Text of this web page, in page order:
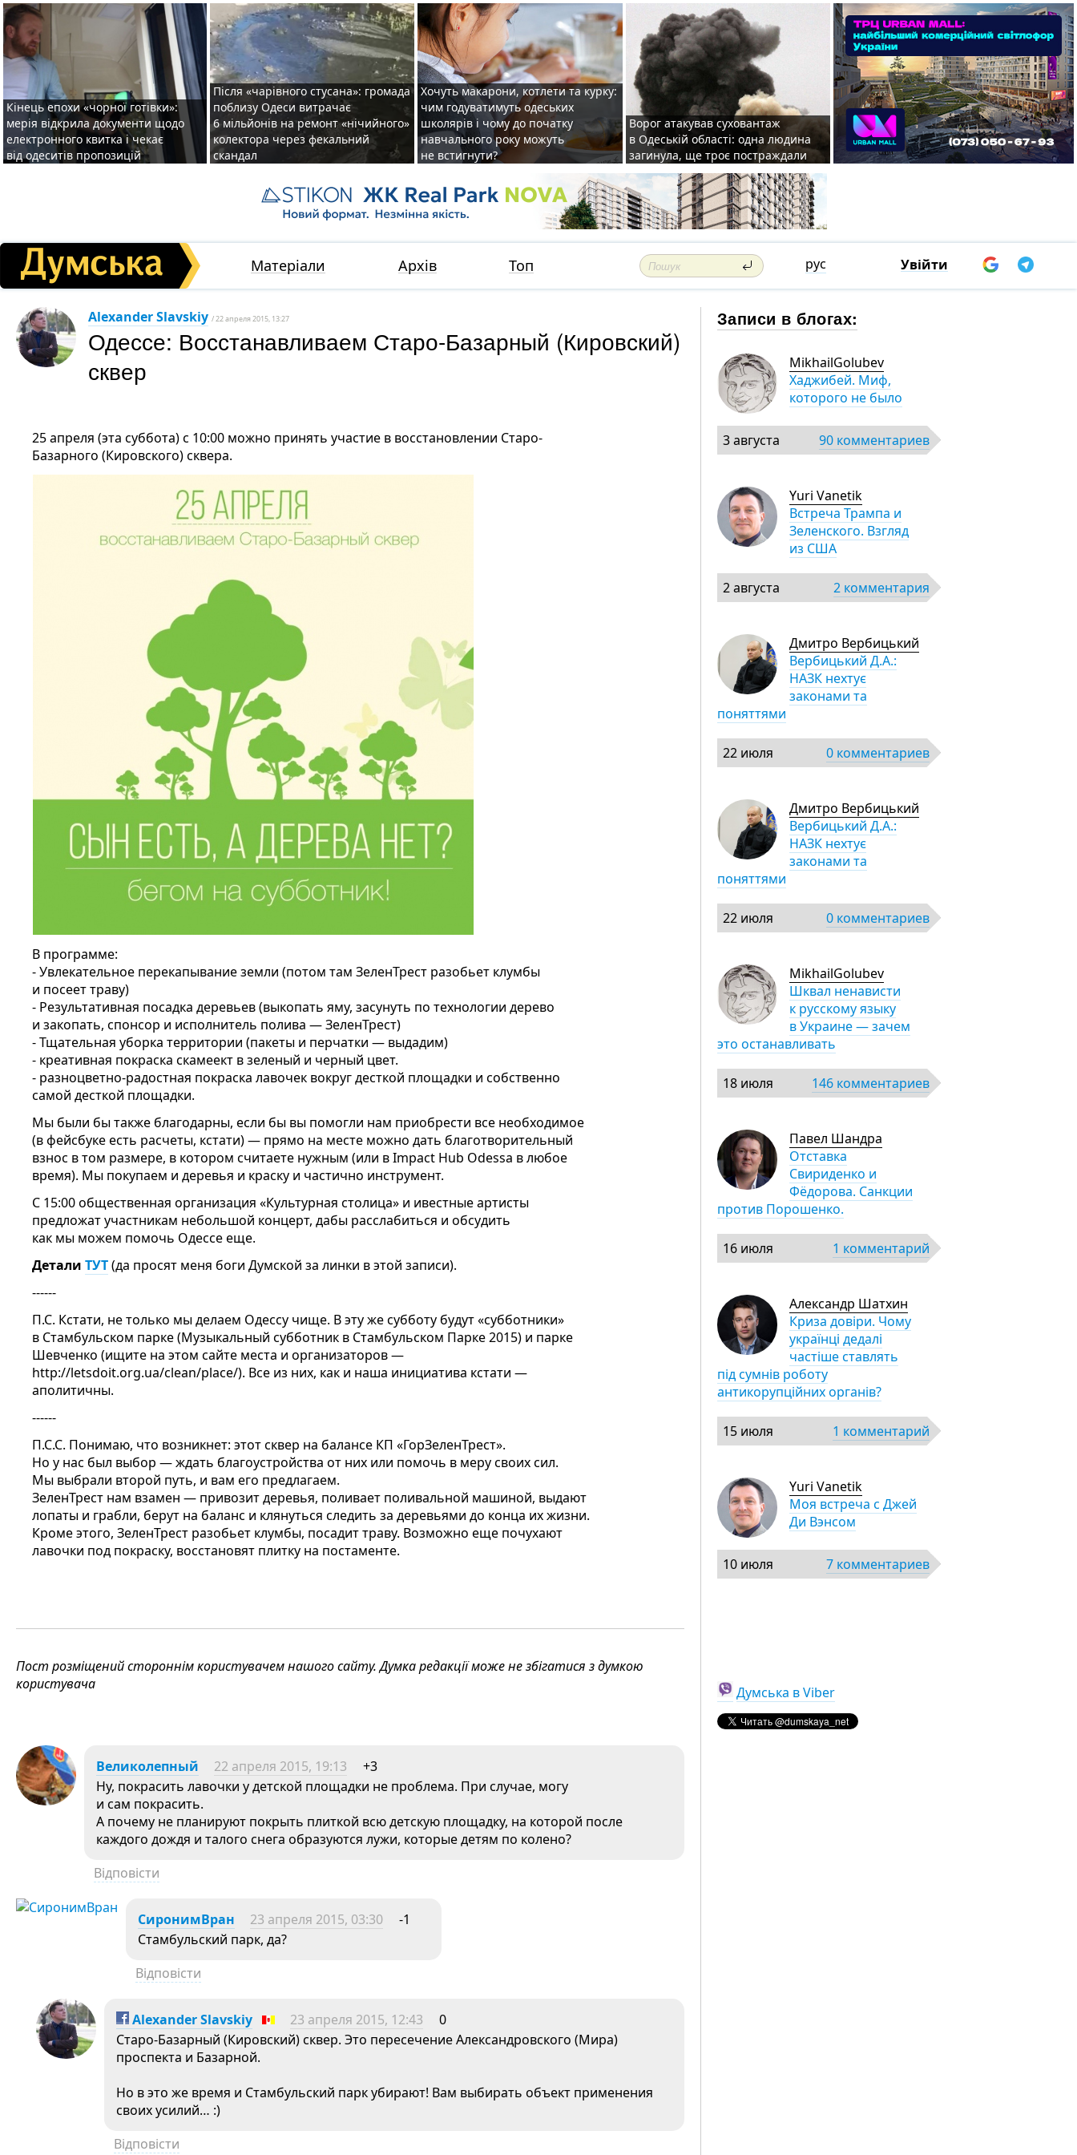
Кінець епохи «чорної готівки»:
мерія відкрила документи щодо
електронного квитка і чекає
від одеситів пропозицій
Після «чарівного стусана»: громада
поблизу Одеси витрачає
6 мільйонів на ремонт «нічийного»
колектора через фекальний
скандал
Хочуть макарони, котлети та курку:
чим годуватимуть одеських
школярів і чому до початку
навчального року можуть
не встигнути?
Ворог атакував суховантаж
в Одеській області: одна людина
загинула, ще троє постраждали
Матеріали Архів Топ рус Увійти
Alexander Slavskiy / 22 апреля 2015, 13:27
Одессе: Восстанавливаем Старо-Базарный (Кировский)
сквер
25 апреля (эта суббота) с 10:00 можно принять участие в восстановлении Старо-
Базарного (Кировского) сквера.
В программе:
- Увлекательное перекапывание земли (потом там ЗеленТрест разобьет клумбы
и посеет траву)
- Результативная посадка деревьев (выкопать яму, засунуть по технологии дерево
и закопать, спонсор и исполнитель полива — ЗеленТрест)
- Тщательная уборка территории (пакеты и перчатки — выдадим)
- креативная покраска скамеект в зеленый и черный цвет.
- разноцветно-радостная покраска лавочек вокруг десткой площадки и собственно
самой десткой площадки.
Мы были бы также благодарны, если бы вы помогли нам приобрести все необходимое
(в фейсбуке есть расчеты, кстати) — прямо на месте можно дать благотворительный
взнос в том размере, в котором считаете нужным (или в Impact Hub Odessa в любое
время). Мы покупаем и деревья и краску и частично инструмент.
С 15:00 общественная организация «Культурная столица» и ивестные артисты
предложат участникам небольшой концерт, дабы расслабиться и обсудить
как мы можем помочь Одессе еще.
Детали ТУТ(да просят меня боги Думской за линки в этой записи).
------
П.С. Кстати, не только мы делаем Одессу чище. В эту же субботу будут «субботники»
в Стамбульском парке (Музыкальный субботник в Стамбульском Парке 2015) и парке
Шевченко (ищите на этом сайте места и организаторов —
http://letsdoit.org.ua/clean/place/). Все из них, как и наша инициатива кстати —
аполитичны.
------
П.С.С. Понимаю, что возникнет: этот сквер на балансе КП «ГорЗеленТрест».
Но у нас был выбор — ждать благоустройства от них или помочь в меру своих сил.
Мы выбрали второй путь, и вам его предлагаем.
ЗеленТрест нам взамен — привозит деревья, поливает поливальной машиной, выдают
лопаты и грабли, берут на баланс и клянуться следить за деревьями до конца их жизни.
Кроме этого, ЗеленТрест разобьет клумбы, посадит траву. Возможно еще почухают
лавочки под покраску, восстановят плитку на постаменте.
Пост розміщений стороннім користувачем нашого сайту. Думка редакції може не збігатися з думкою
користувача
Великолепный 22 апреля 2015, 19:13
+3
Ну, покрасить лавочки у детской площадки не проблема. При случае, могу
и сам покрасить.
А почему не планируют покрыть плиткой всю детскую площадку, на которой после
каждого дождя и талого снега образуются лужи, которые детям по колено?
Відповісти
СиронимВран 23 апреля 2015, 03:30
-1
Стамбульский парк, да?
Відповісти
Alexander Slavskiy 23 апреля 2015, 12:43
0
Старо-Базарный (Кировский) сквер. Это пересечение Александровского (Мира)
проспекта и Базарной.
Но в это же время и Стамбульский парк убирают! Вам выбирать объект применения
своих усилий… :)
Відповісти
Записи в блогах:
MikhailGolubev
Хаджибей. Миф,
которого не было
3 августа 90 комментариев
Yuri Vanetik
Встреча Трампа и
Зеленского. Взгляд
из США
2 августа 2 комментария
Дмитро Вербицький
Вербицький Д.А.:
НАЗК нехтує
законами та
поняттями
22 июля 0 комментариев
Дмитро Вербицький
Вербицький Д.А.:
НАЗК нехтує
законами та
поняттями
22 июля 0 комментариев
MikhailGolubev
Шквал ненависти
к русскому языку
в Украине — зачем
это останавливать
18 июля 146 комментариев
Павел Шандра
Отставка
Свириденко и
Фёдорова. Санкции
против Порошенко.
16 июля 1 комментарий
Александр Шатхин
Криза довіри. Чому
українці дедалі
частіше ставлять
під сумнів роботу
антикорупційних органів?
15 июля 1 комментарий
Yuri Vanetik
Моя встреча с Джей
Ди Вэнсом
10 июля 7 комментариев
Думська в Viber